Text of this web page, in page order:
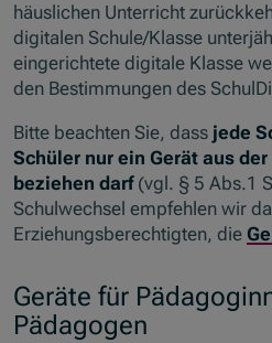
häuslichen Unterricht
digitalen Schule/Klasse
eingerichtete digitale Klasse
den Bestimmungen des
Bitte beachten Sie, dass jede
Schüler nur ein Gerät aus
beziehen darf(vgl. § 5 Abs.1
Schulwechsel empfehlen wir
Erziehungsberechtigten, die
Geräte für
Pädagogen